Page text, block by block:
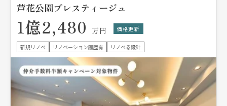
芦花公園プレスティージュ
1億2,480 万円 価格更新
新規リノベ リノベーション履歴有 リノベる設計